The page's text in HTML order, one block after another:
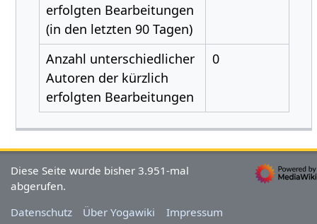
erfolgten Bearbeitungen
(in den letzten 90 Tagen)
Anzahl unterschiedlicher
Autoren der kürzlich
erfolgten Bearbeitungen
0
Diese Seite wurde bisher 3.951-mal
abgerufen.
Datenschutz
Über Yogawiki Impressum